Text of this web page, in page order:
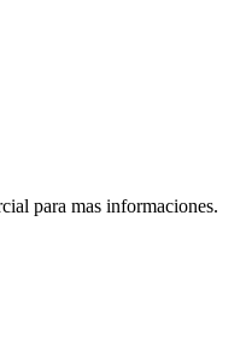
para mas informaciones.